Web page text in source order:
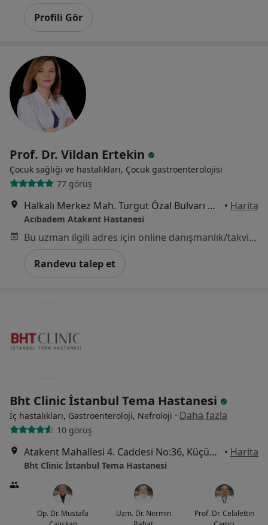
Profili Gör
Prof. Dr. Vildan Ertekin
Çocuk sağlığı ve hastalıkları, Çocuk gastroenterolojisi
77 görüş
Halkalı Merkez Mah. Turgut Özal Bulvarı No: 16, Küçükçekmece • Harita
Acıbadem Atakent Hastanesi
Bu uzman ilgili adres için online danışmanlık/takvim sunmuyor.
Randevu talep et
Bht Clinic İstanbul Tema Hastanesi
İç hastalıkları, Gastroenteroloji, Nefroloji · Daha fazla
10 görüş
Atakent Mahallesi 4. Caddesi No:36, Küçükçekmece • Harita
Bht Clinic İstanbul Tema Hastanesi
Op. Dr. Mustafa
Uzm. Dr. Nermin
Prof. Dr. Celalettin